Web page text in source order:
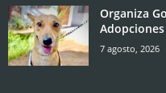
Organiza
7 agosto, 2026